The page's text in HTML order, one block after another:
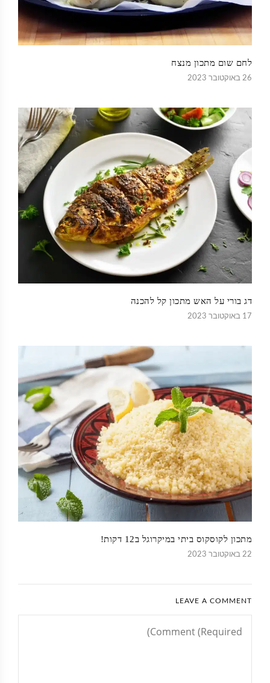
לחם שום מתכון מנצח
26 באוקטובר 2023
דג בורי על האש מתכון קל להכנה
17 באוקטובר 2023
מתכון לקוסקוס ביתי במיקרוגל ב12 דקות!
22 באוקטובר 2023
LEAVE A COMMENT